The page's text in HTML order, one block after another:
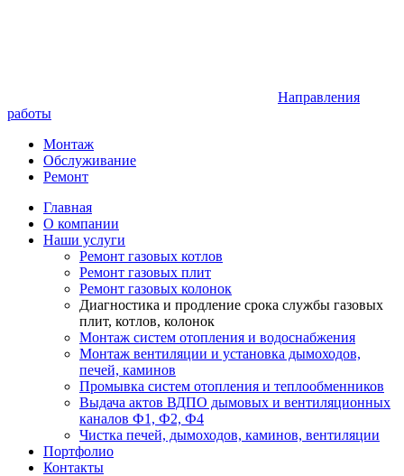
Направления
работы
Монтаж
Обслуживание
Ремонт
Главная
О компании
Наши услуги
Ремонт газовых котлов
Ремонт газовых плит
Ремонт газовых колонок
Диагностика и продление срока службы газовых
плит, котлов, колонок
Монтаж систем отопления и водоснабжения
Монтаж вентиляции и установка дымоходов,
печей, каминов
Промывка систем отопления и теплообменников
Выдача актов ВДПО дымовых и вентиляционных
каналов Ф1, Ф2, Ф4
Чистка печей, дымоходов, каминов, вентиляции
Портфолио
Контакты